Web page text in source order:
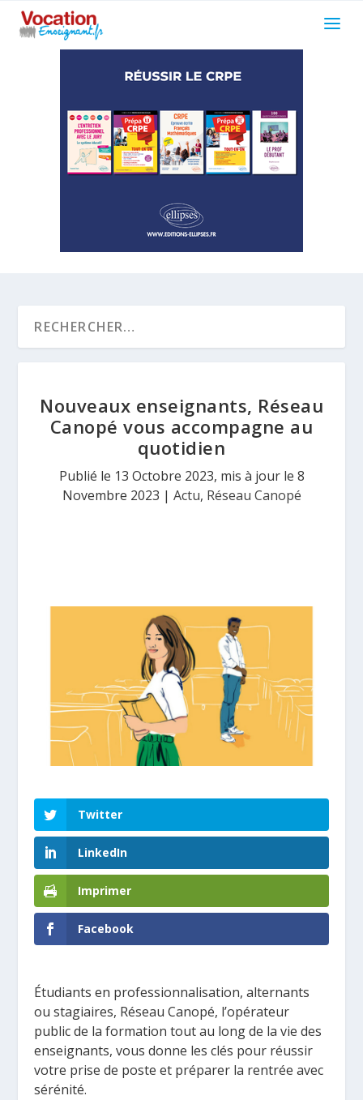
Nouveaux enseignants, Réseau
Canopé vous accompagne au
quotidien
Publié le 13 Octobre 2023, mis à jour le 8
Novembre 2023 | Actu, Réseau Canopé
Twitter
LinkedIn
Imprimer
Facebook
Étudiants en professionnalisation, alternants
ou stagiaires, Réseau Canopé, l’opérateur
public de la formation tout au long de la vie des
enseignants, vous donne les clés pour réussir
votre prise de poste et préparer la rentrée avec
sérénité.